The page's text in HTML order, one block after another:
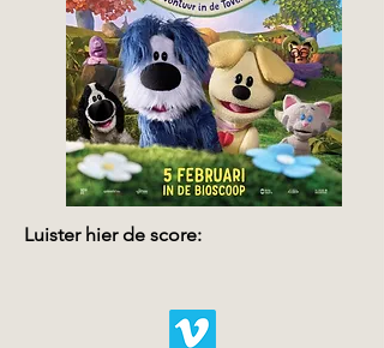
Luister hier de score: